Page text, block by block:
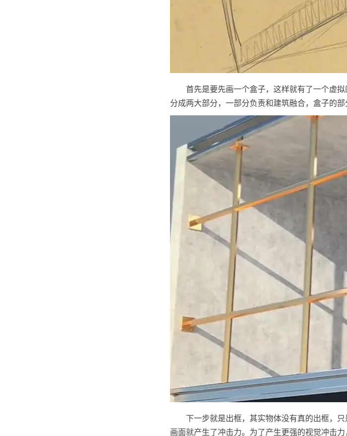
首先是要先画一个盒子，这样就有了一个虚
分成两大部分，一部分负责和建筑融合，盒子的部
下一步就是出框，其实物体没有真的出框，
画面就产生了冲击力。为了产生更强的视觉冲击